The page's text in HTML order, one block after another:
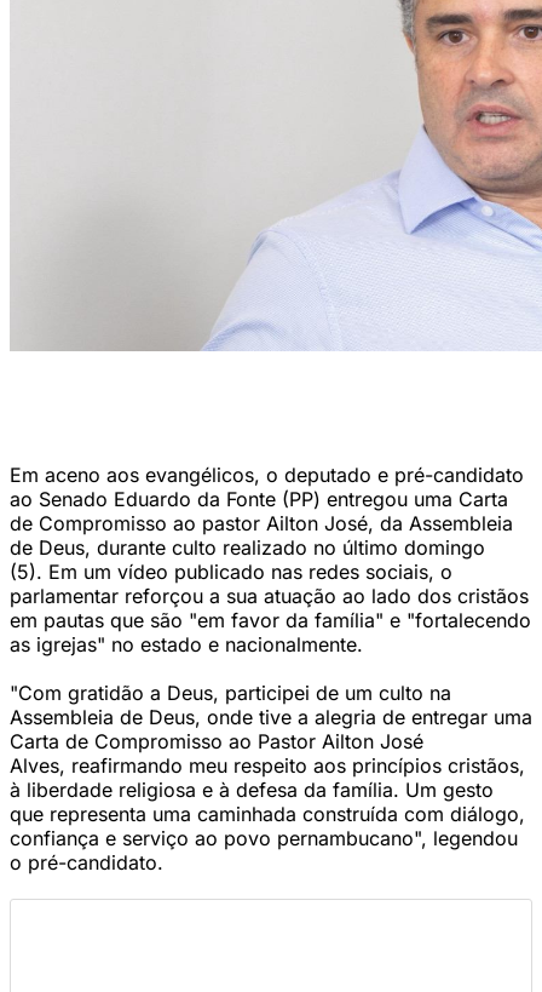
Em aceno aos evangélicos, o deputado e pré-candidato
ao Senado Eduardo da Fonte (PP) entregou uma Carta
de Compromisso ao pastor Ailton José, da Assembleia
de Deus, durante culto realizado no último domingo
(5). Em um vídeo publicado nas redes sociais, o
parlamentar reforçou a sua atuação ao lado dos cristãos
em pautas que são "em favor da família" e "fortalecendo
as igrejas" no estado e nacionalmente.
"Com gratidão a Deus, participei de um culto na
Assembleia de Deus, onde tive a alegria de entregar uma
Carta de Compromisso ao Pastor Ailton José
Alves, reafirmando meu respeito aos princípios cristãos,
à liberdade religiosa e à defesa da família. Um gesto
que representa uma caminhada construída com diálogo,
confiança e serviço ao povo pernambucano", legendou
o pré-candidato.